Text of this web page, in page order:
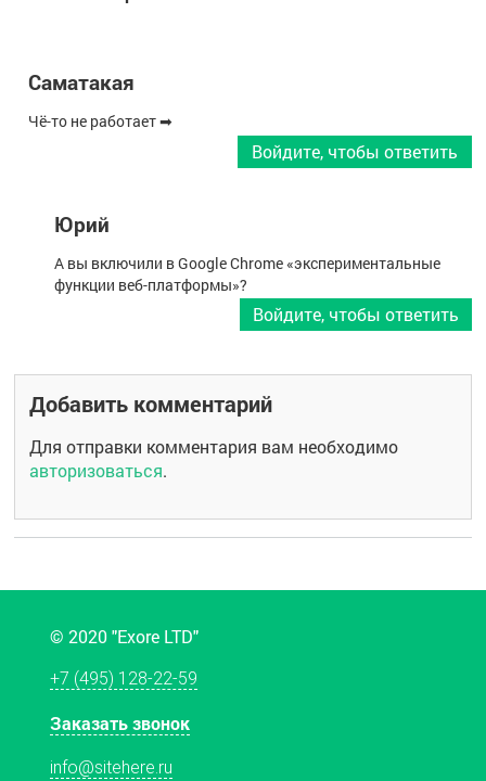
Саматакая
Чё-то не работает ➡
Войдите, чтобы ответить
Юрий
А вы включили в Google Chrome «экспериментальные
функции веб-платформы»?
Войдите, чтобы ответить
Добавить комментарий
Для отправки комментария вам необходимо
авторизоваться.
© 2020 "Exore LTD"
+7 (495) 128-22-59
Заказать звонок
info@sitehere.ru